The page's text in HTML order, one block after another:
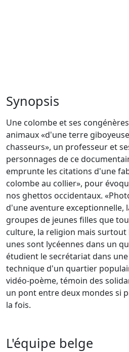
Synopsis
Une colombe et ses
animaux «d'une terre
chasseurs», un professeur et
personnages de ce
emprunte les citations d'une
colombe au collier», pour
nos ghettos occidentaux.
d'une aventure exceptionnelle,
groupes de jeunes filles que
culture, la religion mais surtout
unes sont lycéennes dans un
étudient le secrétariat dans
technique d'un quartier
vidéo-poème, témoin des
un pont entre deux mondes si
la fois.
L'équipe belge